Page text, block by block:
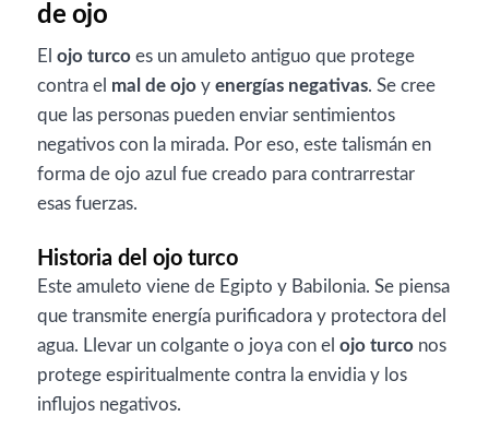
de ojo
El ojo turco es un amuleto antiguo que protege
contra el mal de ojo y energías negativas. Se cree
que las personas pueden enviar sentimientos
negativos con la mirada. Por eso, este talismán en
forma de ojo azul fue creado para contrarrestar
esas fuerzas.
Historia del ojo turco
Este amuleto viene de Egipto y Babilonia. Se piensa
que transmite energía purificadora y protectora del
agua. Llevar un colgante o joya con el ojo turco nos
protege espiritualmente contra la envidia y los
influjos negativos.